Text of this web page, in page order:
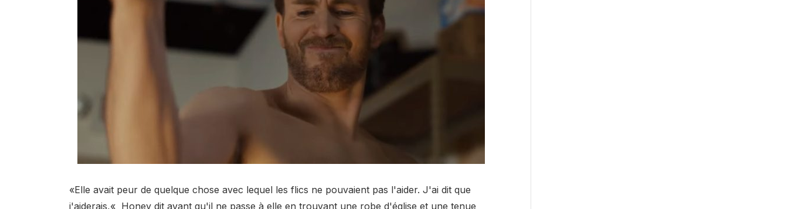
«Elle avait peur de quelque chose avec lequel les flics ne pouvaient pas l'aider. J'ai dit que
j'aiderais,« Honey dit avant qu'il ne passe à elle en trouvant une robe d'église et une tenue